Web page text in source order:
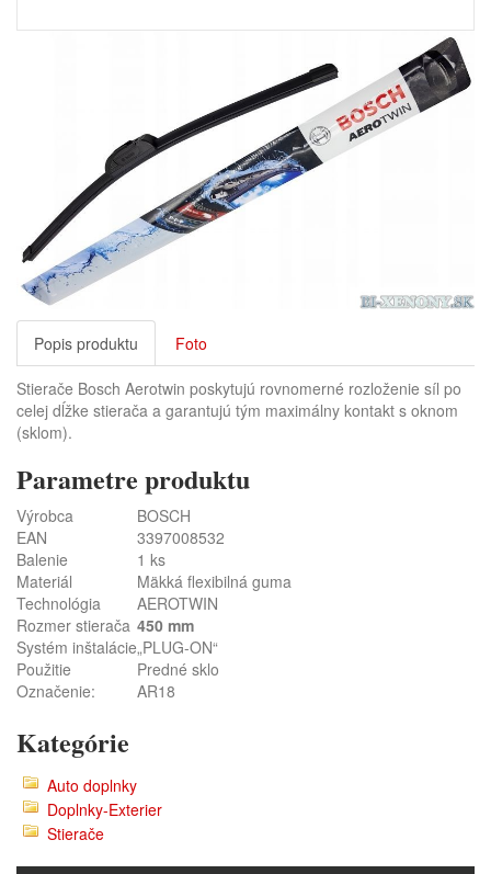
Popis produktu Foto
Stierače Bosch Aerotwin poskytujú rovnomerné rozloženie síl po
celej dĺžke stierača a garantujú tým maximálny kontakt s oknom
(sklom).
Parametre produktu
Výrobca
BOSCH
EAN
3397008532
Balenie
1 ks
Materiál
Mäkká flexibilná guma
Technológia
AEROTWIN
Rozmer stierača 450 mm
Systém inštalácie„PLUG-ON“
Použitie
Predné sklo
Označenie:
AR18
Kategórie
Auto doplnky
Doplnky-Exterier
Stierače